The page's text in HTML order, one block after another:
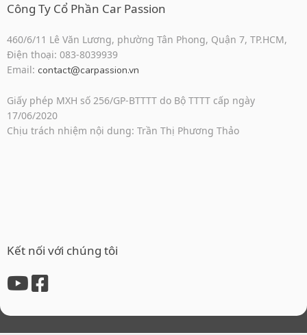
Công Ty Cổ Phần Car Passion
460/6/11 Lê Văn Lương, phường Tân Phong, Quận 7, TP.HCM,
Điện thoại: 083-8039939
Email: contact@carpassion.vn
Giấy phép MXH số 256/GP-BTTTT do Bộ TTTT cấp ngày
17/06/2020
Chịu trách nhiệm nội dung: Trần Thị Phương Thảo
Kết nối với chúng tôi